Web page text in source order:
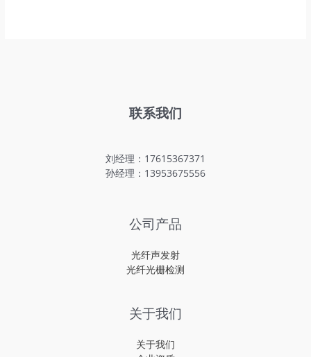
联系我们
刘经理：17615367371
孙经理：13953675556
公司产品
光纤声发射
光纤光栅检测
关于我们
关于我们